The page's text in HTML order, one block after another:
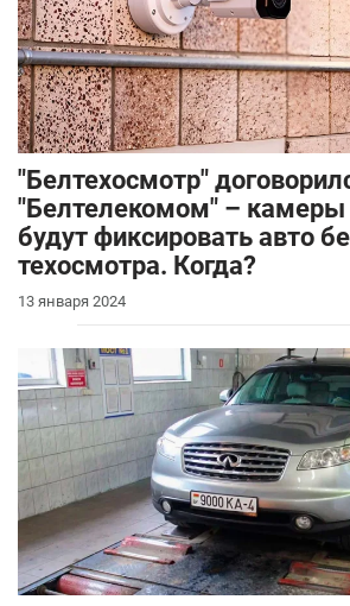
"Белтехосмотр"
"Белтелекомом" – камеры
будут фиксировать авто
техосмотра. Когда?
13 января 2024